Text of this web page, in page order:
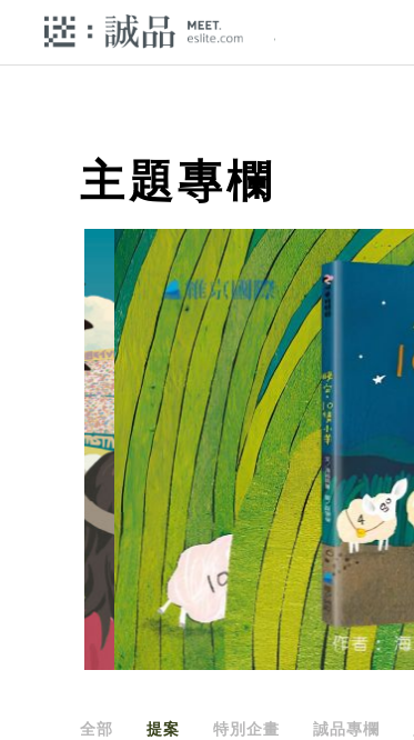
主題專欄
全部 提案 特別企畫 誠品專欄